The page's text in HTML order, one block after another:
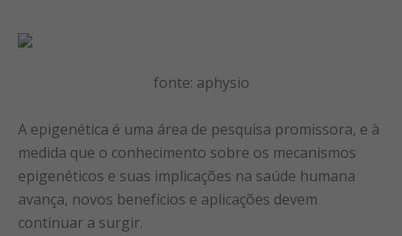
fonte: aphysio
A epigenética é uma área de pesquisa promissora, e à
medida que o conhecimento sobre os mecanismos
epigenéticos e suas implicações na saúde humana
avança, novos benefícios e aplicações devem
continuar a surgir.